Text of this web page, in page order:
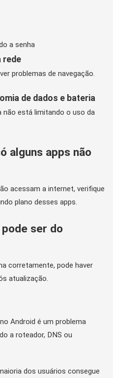
a senha
rede
problemas de navegação.
de dados e bateria
está limitando o uso da
alguns apps não
acessam a internet, verifique
plano desses apps.
ser do
corretamente, pode haver
atualização.
Android é um problema
a roteador, DNS ou
dos usuários consegue